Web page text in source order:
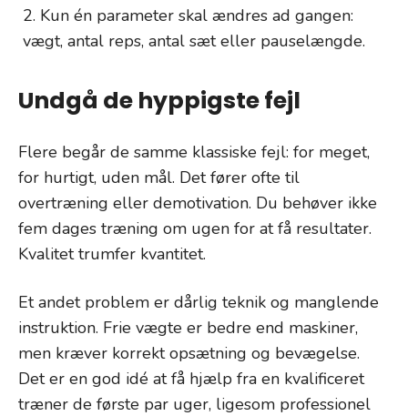
Kun én parameter skal ændres ad gangen:
vægt, antal reps, antal sæt eller pauselængde.
Undgå de hyppigste fejl
Flere begår de samme klassiske fejl: for meget,
for hurtigt, uden mål. Det fører ofte til
overtræning eller demotivation. Du behøver ikke
fem dages træning om ugen for at få resultater.
Kvalitet trumfer kvantitet.
Et andet problem er dårlig teknik og manglende
instruktion. Frie vægte er bedre end maskiner,
men kræver korrekt opsætning og bevægelse.
Det er en god idé at få hjælp fra en kvalificeret
træner de første par uger, ligesom professionel